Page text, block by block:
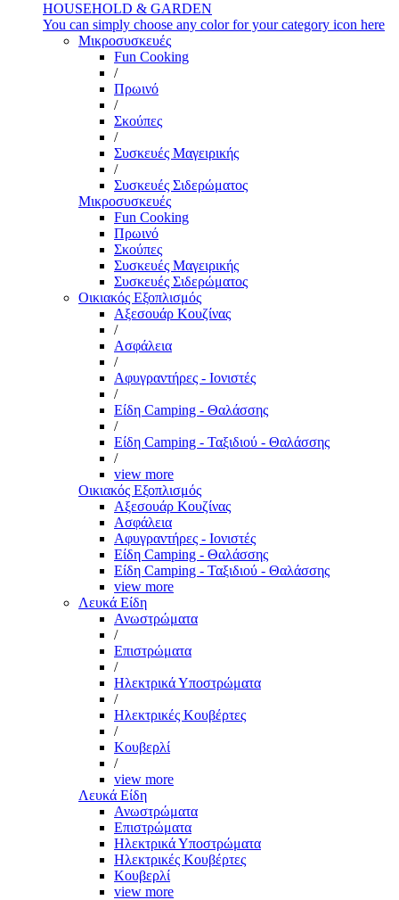
HOUSEHOLD & GARDEN
You can simply choose any color for your category icon here
Μικροσυσκευές
Fun Cooking
/
Πρωινό
/
Σκούπες
/
Συσκευές Μαγειρικής
/
Συσκευές Σιδερώματος
Μικροσυσκευές
Fun Cooking
Πρωινό
Σκούπες
Συσκευές Μαγειρικής
Συσκευές Σιδερώματος
Οικιακός Εξοπλισμός
Αξεσουάρ Κουζίνας
/
Ασφάλεια
/
Αφυγραντήρες - Ιονιστές
/
Είδη Camping - Θαλάσσης
/
Είδη Camping - Ταξιδιού - Θαλάσσης
/
view more
Οικιακός Εξοπλισμός
Αξεσουάρ Κουζίνας
Ασφάλεια
Αφυγραντήρες - Ιονιστές
Είδη Camping - Θαλάσσης
Είδη Camping - Ταξιδιού - Θαλάσσης
view more
Λευκά Είδη
Ανωστρώματα
/
Επιστρώματα
/
Ηλεκτρικά Υποστρώματα
/
Ηλεκτρικές Κουβέρτες
/
Κουβερλί
/
view more
Λευκά Είδη
Ανωστρώματα
Επιστρώματα
Ηλεκτρικά Υποστρώματα
Ηλεκτρικές Κουβέρτες
Κουβερλί
view more